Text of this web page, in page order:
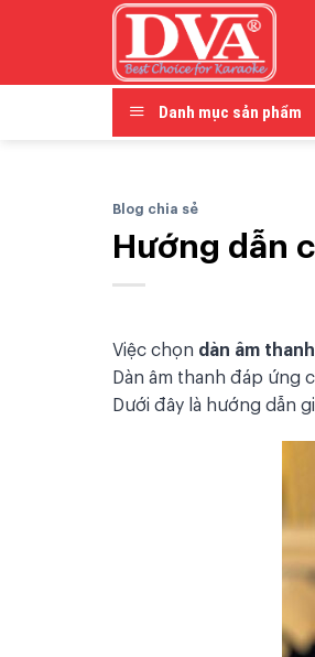
Danh mục sản phẩm
Blog chia sẻ
Hướng dẫn
Việc chọn dàn âm
Dàn âm thanh đáp ứng
Dưới đây là hướng dẫn